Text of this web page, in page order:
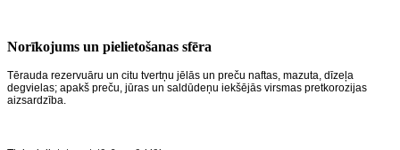
Norīkojums un pielietošanas sfēra
Tērauda rezervuāru un citu tvertņu jēlās un preču naftas, mazuta, dīzeļa
degvielas; apakš preču, jūras un saldūdeņu iekšējās virsmas pretkorozijas
aizsardzība.